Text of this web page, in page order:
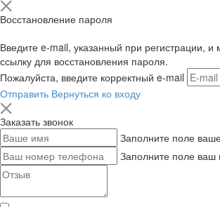
Восстановление пароля
Введите e-mail, указанный при регистрации,
ссылку для восстановления пароля.
Пожалуйста, введите корректный e-mail
Отправить Вернуться ко входу
Заказать звонок
Заполните поле
Заполните поле